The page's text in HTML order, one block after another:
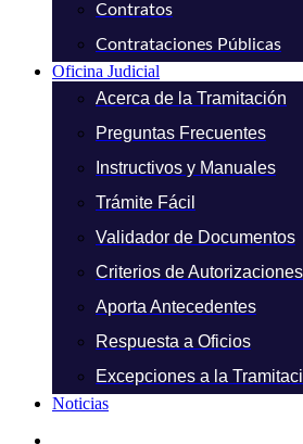
Contratos
Contrataciones Públicas
Oficina Judicial
Acerca de la Tramitación
Preguntas Frecuentes
Instructivos y Manuales
Trámite Fácil
Validador de Documentos
Criterios de
Aporta Antecedentes
Respuesta a Oficios
Excepciones a la
Noticias